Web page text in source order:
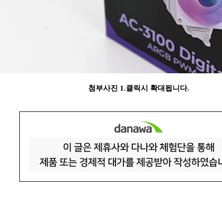
첨부사진 1.클릭시 확대됩니다.